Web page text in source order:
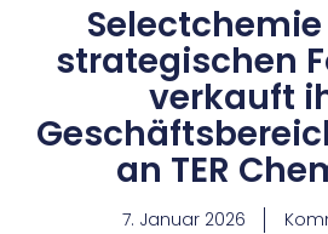
strategischen
verkauft
an TER
7. Januar 2026